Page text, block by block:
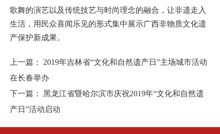
歌舞的演艺以及传统技艺与时尚理念的融合，让非遗走入
生活，用民众喜闻乐见的形式集中展示广西非物质文化遗
产保护新成果。
上一篇： 2019年吉林省“文化和自然遗产日”主场城市活动
在长春举办
下一篇： 黑龙江省暨哈尔滨市庆祝2019年“文化和自然遗
产日”活动启动